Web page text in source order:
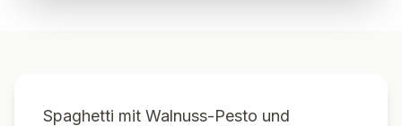
Spaghetti mit Walnuss-Pesto und